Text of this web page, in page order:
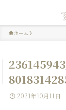
ホーム
2021年10月11日